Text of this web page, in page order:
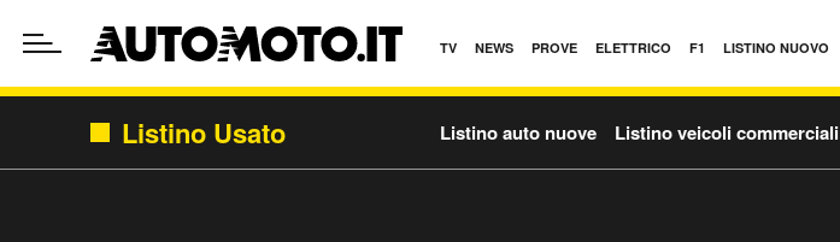
TV NEWS PROVE ELETTRICO F1 LISTINO NUOVO
Listino Usato Listino auto nuove Listino veicoli commerciali